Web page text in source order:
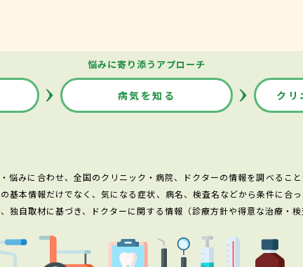
悩みに寄り添うアプローチ
病気を知る クリ
悩みに合わせ、全国のクリニック・病院、ドクターの情報を調べるこ
本情報だけでなく、気になる症状、病名、検査名などから条件に合
独自取材に基づき、ドクターに関する情報（診療方針や得意な治療・検